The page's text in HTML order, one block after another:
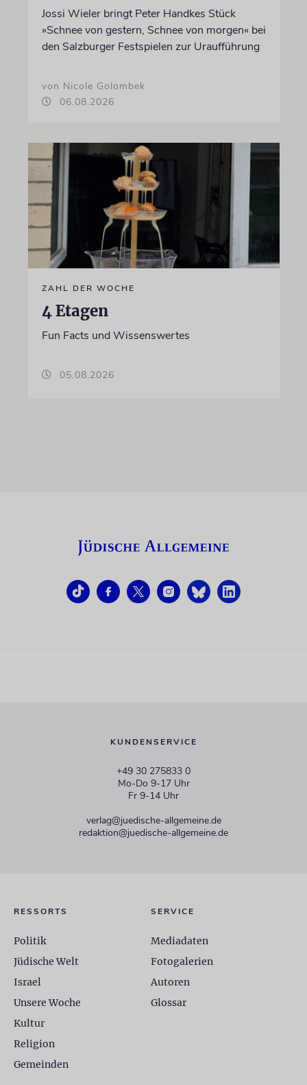
Jossi Wieler bringt Peter Handkes Stück
»Schnee von gestern, Schnee von morgen« bei
den Salzburger Festspielen zur Uraufführung
von Nicole Golombek
06.08.2026
ZAHL DER WOCHE
4 Etagen
Fun Facts und Wissenswertes
05.08.2026
KUNDENSERVICE
+49 30 275833 0
Mo-Do 9-17 Uhr
Fr 9-14 Uhr
verlag@juedische-allgemeine.de
redaktion@juedische-allgemeine.de
RESSORTS
Politik
Jüdische Welt
Israel
Unsere Woche
Kultur
Religion
Gemeinden
SERVICE
Mediadaten
Fotogalerien
Autoren
Glossar